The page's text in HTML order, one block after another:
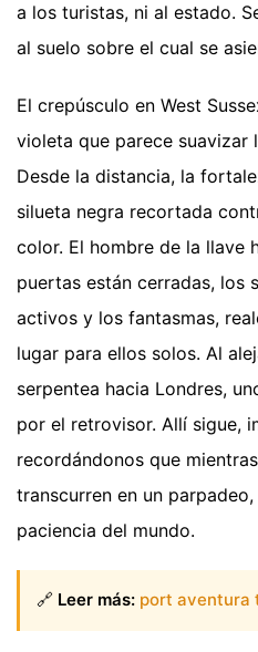
a los turistas, ni al estado.
al suelo sobre el cual se
El crepúsculo en West
violeta que parece suavizar
Desde la distancia, la
silueta negra recortada
color. El hombre de la llave
puertas están cerradas, los
activos y los fantasmas,
lugar para ellos solos. Al
serpentea hacia Londres,
por el retrovisor. Allí sigue,
recordándonos que
transcurren en un
paciencia del mundo.
🔗 Leer más: port aventura